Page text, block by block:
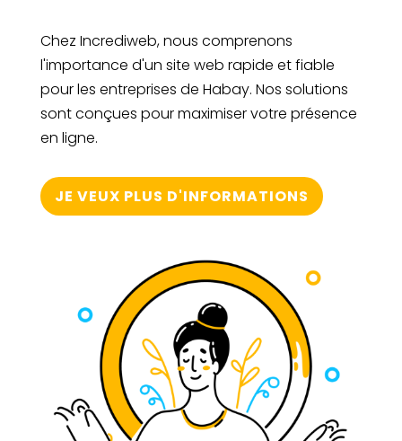
Chez Incrediweb, nous comprenons
l'importance d'un site web rapide et fiable
pour les entreprises de Habay. Nos solutions
sont conçues pour maximiser votre présence
en ligne.
JE VEUX PLUS D'INFORMATIONS